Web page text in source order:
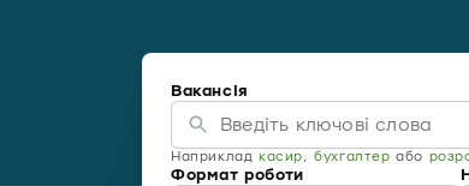
Вакансія
Наприклад касир,бухгалтер або
Формат роботи